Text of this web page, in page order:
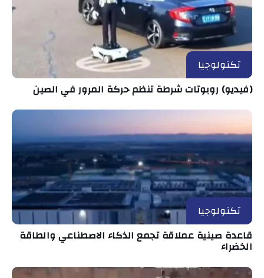
تكنولوجيا
(فيديو) روبوتات شرطة تنظم حركة المرور في الصين
تكنولوجيا
قاعدة صينية عملاقة تجمع الذكاء الاصطناعي والطاقة
الخضراء